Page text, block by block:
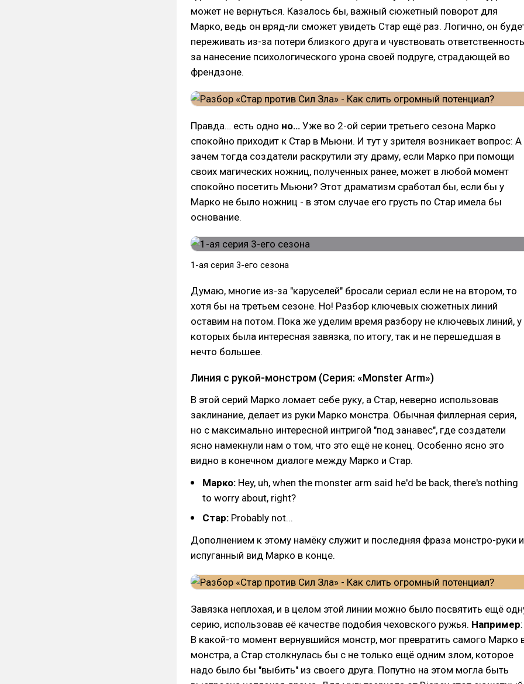
может не вернуться. Казалось бы, важный сюжетный поворот для
Марко, ведь он вряд-ли сможет увидеть Стар ещё раз. Логично, он
переживать из-за потери близкого друга и чувствовать ответственность
за нанесение психологического урона своей подруге, страдающей во
френдзоне.
Правда… есть одно но… Уже во 2-ой серии третьего сезона Марко
спокойно приходит к Стар в Мьюни. И тут у зрителя возникает вопрос: А
зачем тогда создатели раскрутили эту драму, если Марко при помощи
своих магических ножниц, полученных ранее, может в любой момент
спокойно посетить Мьюни? Этот драматизм сработал бы, если бы у
Марко не было ножниц - в этом случае его грусть по Стар имела бы
основание.
1-ая серия 3-его сезона
Думаю, многие из-за "каруселей" бросали сериал если не на втором, то
хотя бы на третьем сезоне. Но! Разбор ключевых сюжетных линий
оставим на потом. Пока же уделим время разбору не ключевых линий, у
которых была интересная завязка, по итогу, так и не перешедшая в
нечто большее.
Линия с рукой-монстром (Серия: «Monster Arm»)
В этой серий Марко ломает себе руку, а Стар, неверно использовав
заклинание, делает из руки Марко монстра. Обычная филлерная серия,
но с максимально интересной интригой "под занавес", где создатели
ясно намекнули нам о том, что это ещё не конец. Особенно ясно это
видно в конечном диалоге между Марко и Стар.
Марко: Hey, uh, when the monster arm said he'd be back, there's nothing
to worry about, right?
Стар: Probably not...
Дополнением к этому намёку служит и последняя фраза монстро-руки и
испуганный вид Марко в конце.
Завязка неплохая, и в целом этой линии можно было посвятить ещё
серию, использовав её качестве подобия чеховского ружья. Например:
В какой-то момент вернувшийся монстр, мог превратить самого Марко
монстра, а Стар столкнулась бы с не только ещё одним злом, которое
надо было бы "выбить" из своего друга. Попутно на этом могла быть